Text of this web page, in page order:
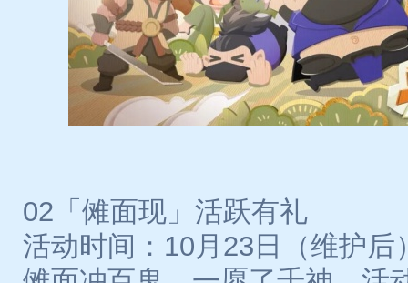
02「傩面现」活跃有礼
活动时间：10月23日（维护后